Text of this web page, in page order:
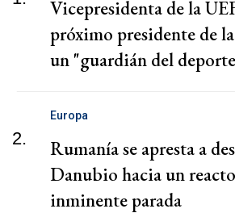
Vicepresidenta de la
próximo presidente de
un "guardián del
2.
Europa
Rumanía se apresta a
Danubio hacia un
inminente parada